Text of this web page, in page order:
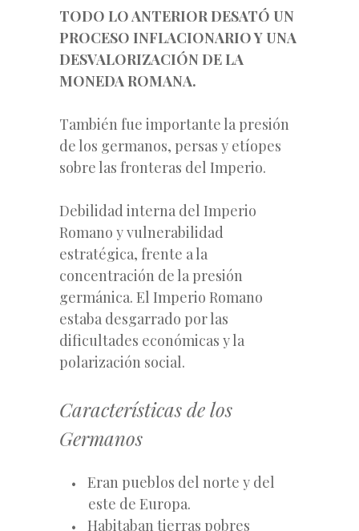
TODO LO ANTERIOR DESATÓ UN
PROCESO INFLACIONARIO Y UNA
DESVALORIZACIÓN DE LA
MONEDA ROMANA.
También fue importante la presión
de los germanos, persas y etíopes
sobre las fronteras del Imperio.
Debilidad interna del Imperio
Romano y vulnerabilidad
estratégica, frente a la
concentración de la presión
germánica. El Imperio Romano
estaba desgarrado por las
dificultades económicas y la
polarización social.
Características de los
Germanos
Eran pueblos del norte y del
este de Europa.
Habitaban tierras pobres